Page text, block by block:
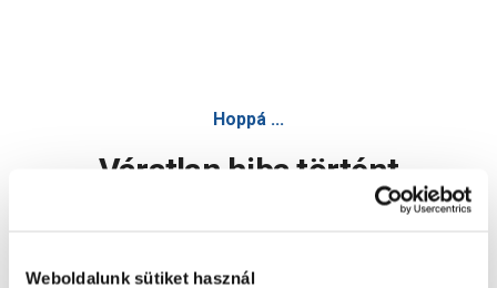
Weboldalunk sütiket használ
Hoppá ...
Váratlan hiba történt